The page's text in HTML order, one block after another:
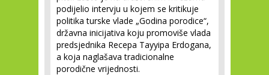
podijelio intervju u kojem se kritikuje
politika turske vlade „Godina porodice“,
državna inicijativa koju promoviše vlada
predsjednika Recepa Tayyipa Erdogana,
a koja naglašava tradicionalne
porodične vrijednosti.